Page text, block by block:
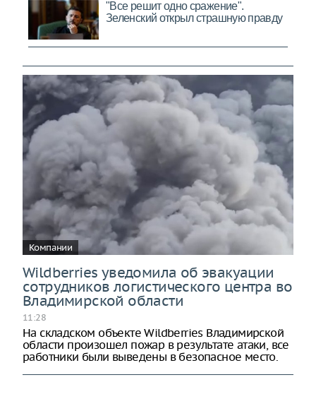
Компании
Wildberries уведомила об эвакуации
сотрудников логистического центра во
Владимирской области
11:28
На складском объекте Wildberries Владимирской
области произошел пожар в результате атаки, все
работники были выведены в безопасное место.